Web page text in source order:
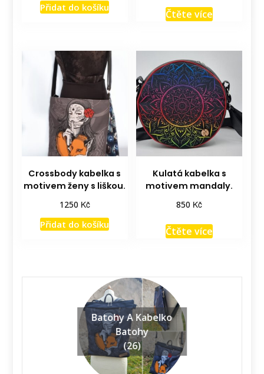
Přidat do košíku
Čtěte více
Crossbody kabelka s
motivem ženy s liškou.
1250 Kč
Přidat do košíku
Kulatá kabelka s
motivem mandaly.
850 Kč
Čtěte více
Batohy A Kabelko
Batohy
(26)